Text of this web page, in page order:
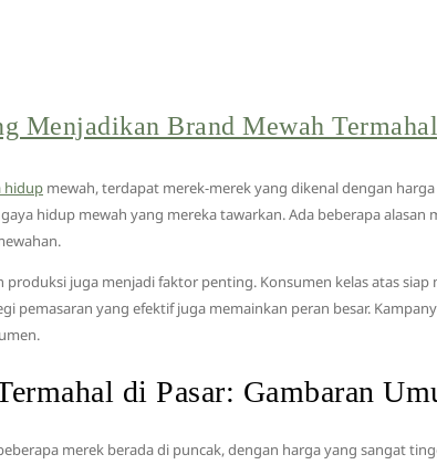
Menjadikan Brand Mewah
hidup mewah, terdapat merek-merek yang dikenal dengan
hidup mewah yang mereka tawarkan. Ada beberapa
produksi juga menjadi faktor penting. Konsumen kelas atas
pemasaran yang efektif juga memainkan peran besar.
di Pasar: Gambaran
merek berada di puncak, dengan harga yang sangat